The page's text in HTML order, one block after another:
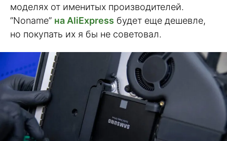
моделях от именитых производителей.
”Noname” на AliExpress будет еще дешевле,
но покупать их я бы не советовал.